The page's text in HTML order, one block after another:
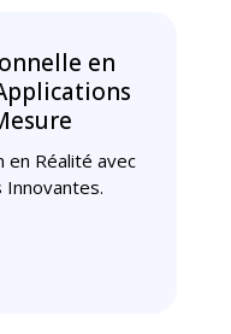
en
Réalité avec
Innovantes.